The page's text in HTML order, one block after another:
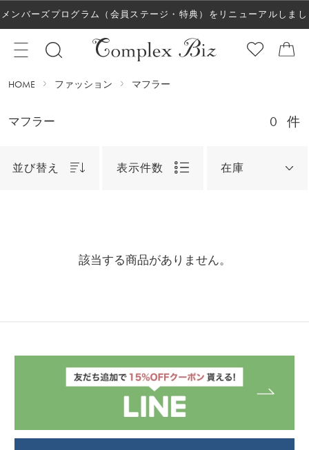
メンバーズプログラム（会員ステージ・特典）をリニューアルしまし
た！
HOME ファッション マフラー
マフラー 0 件
並び替え 表示件数 在庫
該当する商品がありません。